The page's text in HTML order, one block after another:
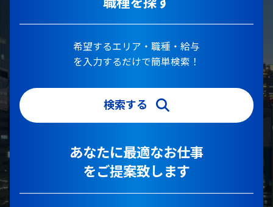
希望するエリア・職種・給与
を入力するだけで簡単検索！
検索する
あなたに最適なお仕事
をご提案致します